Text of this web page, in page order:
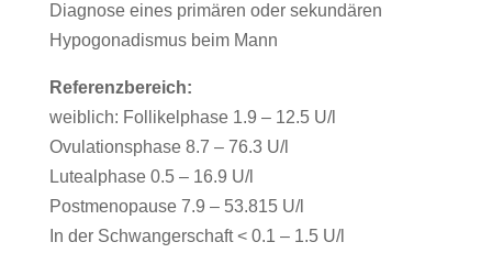
Diagnose eines primären oder sekundären
Hypogonadismus beim Mann
Referenzbereich:
weiblich: Follikelphase 1.9 – 12.5 U/l
Ovulationsphase 8.7 – 76.3 U/l
Lutealphase 0.5 – 16.9 U/l
Postmenopause 7.9 – 53.815 U/l
In der Schwangerschaft < 0.1 – 1.5 U/l